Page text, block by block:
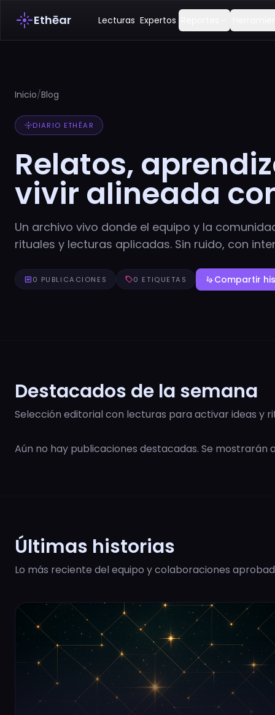
flareEthēar Lecturas Expertos
Inicio/Blog
flareDIARIO ETHĒAR
Relatos,
vivir alineada
Un archivo vivo donde el equipo y la
rituales y lecturas aplicadas. Sin ruido, con
article0 PUBLICACIONES sell0 ETIQUETAS gestureCompartir
Destacados de la semana
Selección editorial con lecturas para activar ideas y
Aún no hay publicaciones destacadas. Se
Últimas historias
Lo más reciente del equipo y colaboraciones